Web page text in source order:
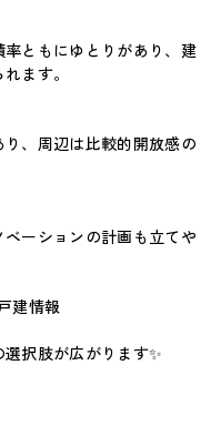
ともにゆとりがあり、建
ます。
、周辺は比較的開放感の
ーションの計画も立てや
建情報
択肢が広がります✨